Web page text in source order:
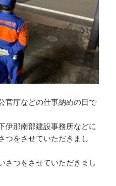
官庁などの仕事納めの日で
伊那南部建設事務所などに
つをさせていただきまし
さつをさせていただきまし